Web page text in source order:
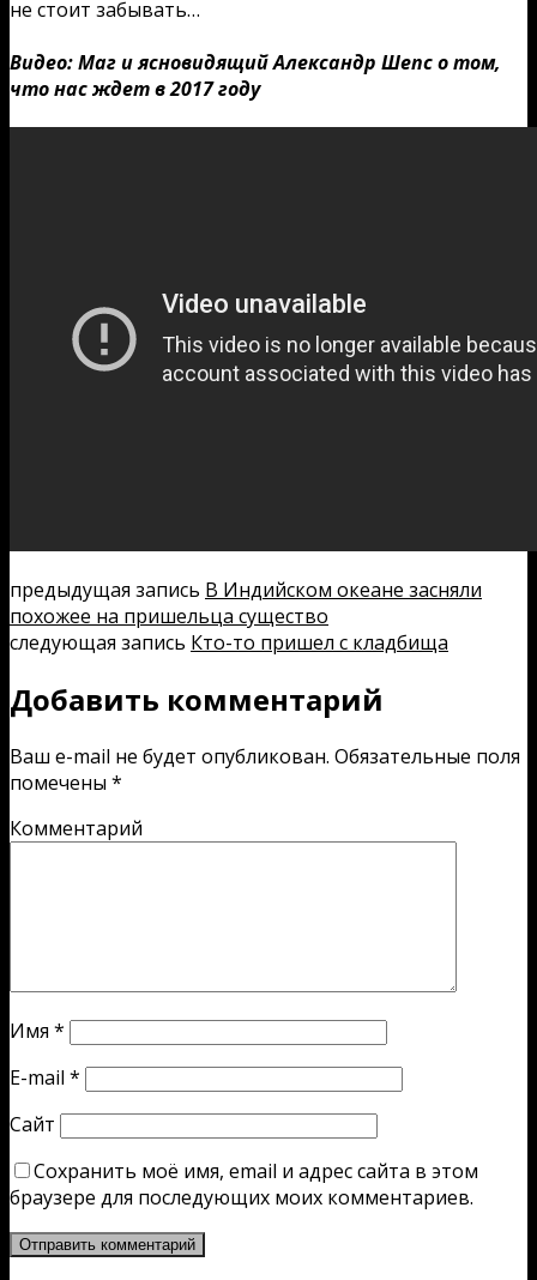
не стоит забывать…
Видео: Маг и ясновидящий Александр Шепс о том,
что нас ждет в 2017 году
предыдущая запись В Индийском океане засняли
похожее на пришельца существо
следующая запись Кто-то пришел с кладбища
Добавить комментарий
Ваш e-mail не будет опубликован. Обязательные поля
помечены *
Комментарий
Имя *
E-mail *
Сайт
Сохранить моё имя, email и адрес сайта в этом
браузере для последующих моих комментариев.